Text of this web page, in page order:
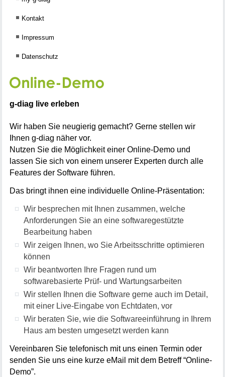
Kontakt
Impressum
Datenschutz
g-diag live erleben
Wir haben Sie neugierig gemacht? Gerne stellen wir
Ihnen g-diag näher vor.
Nutzen Sie die Möglichkeit einer Online-Demo und
lassen Sie sich von einem unserer Experten durch alle
Features der Software führen.
Das bringt ihnen eine individuelle Online-Präsentation:
Wir besprechen mit Ihnen zusammen, welche
Anforderungen Sie an eine softwaregestützte
Bearbeitung haben
Wir zeigen Ihnen, wo Sie Arbeitsschritte optimieren
können
Wir beantworten Ihre Fragen rund um
softwarebasierte Prüf- und Wartungsarbeiten
Wir stellen Ihnen die Software gerne auch im Detail,
mit einer Live-Eingabe von Echtdaten, vor
Wir beraten Sie, wie die Softwareeinführung in Ihrem
Haus am besten umgesetzt werden kann
Vereinbaren Sie telefonisch mit uns einen Termin oder
senden Sie uns eine kurze eMail mit dem Betreff “Online-
Demo”.